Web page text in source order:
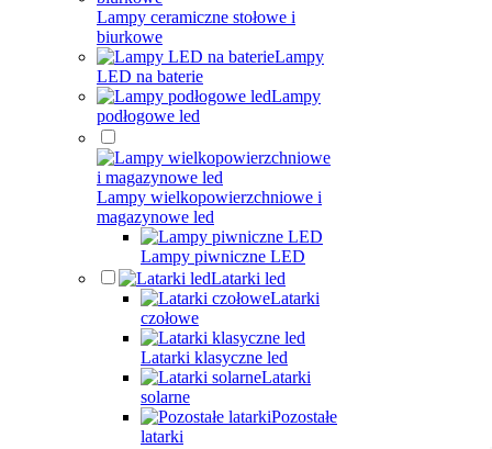
Lampy ceramiczne stołowe i
biurkowe
Lampy
LED na baterie
Lampy
podłogowe led
Lampy wielkopowierzchniowe i
magazynowe led
Lampy piwniczne LED
Latarki led
Latarki
czołowe
Latarki klasyczne led
Latarki
solarne
Pozostałe
latarki